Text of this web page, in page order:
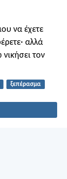
να έχετε
αλλά
νικήσει τον
ξεπέρασμα